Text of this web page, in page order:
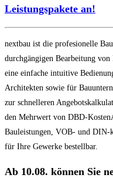
Leistungspakete an!
nextbau ist die profesionelle
durchgängigen Bearbeitung
eine einfache intuitive
Architekten sowie für
zur schnelleren
den Mehrwert von DBD-
Bauleistungen, VOB- und DIN-
für Ihre Gewerke bestellbar.
Ab 10.08. können Sie